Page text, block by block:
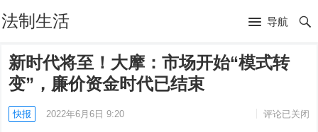
法制生活 导航
新时代将至！大摩：市场开始“模式转
变”，廉价资金时代已结束
快报 2022年6月6日 9:20 评论已关闭